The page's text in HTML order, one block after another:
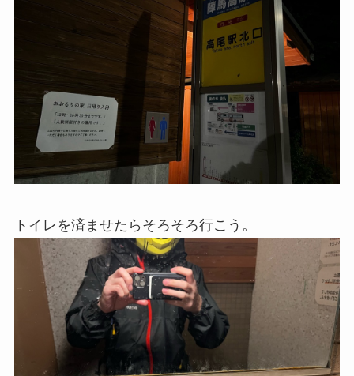
トイレを済ませたらそろそろ行こう。